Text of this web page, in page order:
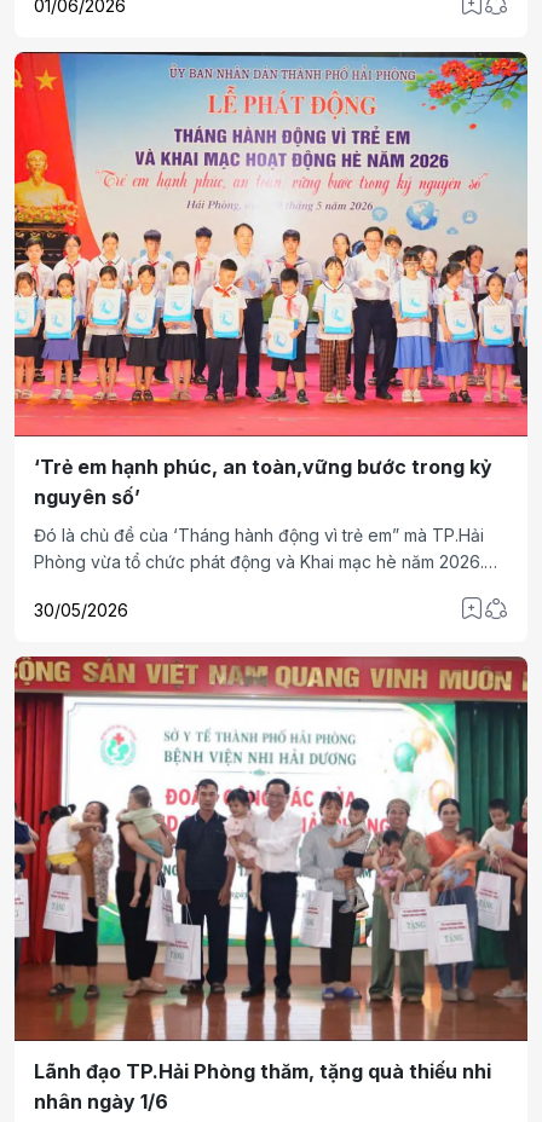
cán bộ, chiến sĩ trong đơn vị.
01/06/2026
‘Trẻ em hạnh phúc, an toàn,vững bước trong kỷ
nguyên số’
Đó là chủ đề của ‘Tháng hành động vì trẻ em” mà TP.Hải
Phòng vừa tổ chức phát động và Khai mạc hè năm 2026.
đặt ra đối với các cấp, ngành, gia đình, nhà trường và toàn
toàn cho trẻ
30/05/2026
Lãnh đạo TP.Hải Phòng thăm, tặng quà thiếu nhi
nhân ngày 1/6